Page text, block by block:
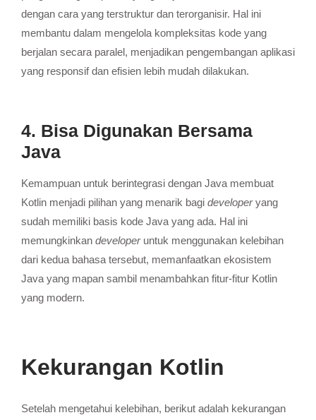
dengan cara yang terstruktur dan terorganisir. Hal ini
membantu dalam mengelola kompleksitas kode yang
berjalan secara paralel, menjadikan pengembangan aplikasi
yang responsif dan efisien lebih mudah dilakukan.
4. Bisa Digunakan Bersama
Java
Kemampuan untuk berintegrasi dengan Java membuat
Kotlin menjadi pilihan yang menarik bagi developeryang
sudah memiliki basis kode Java yang ada. Hal ini
memungkinkan developeruntuk menggunakan kelebihan
dari kedua bahasa tersebut, memanfaatkan ekosistem
Java yang mapan sambil menambahkan fitur-fitur Kotlin
yang modern.
Kekurangan Kotlin
Setelah mengetahui kelebihan, berikut adalah kekurangan